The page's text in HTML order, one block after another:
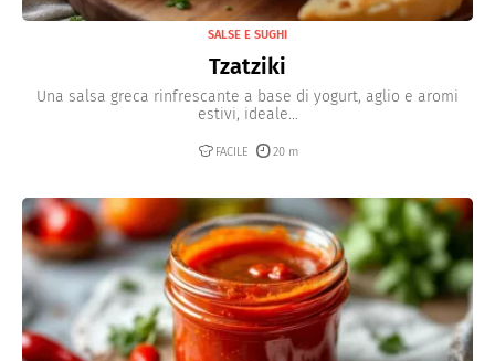
SALSE E SUGHI
Tzatziki
Una salsa greca rinfrescante a base di yogurt, aglio e aromi
estivi, ideale...
FACILE 20 m